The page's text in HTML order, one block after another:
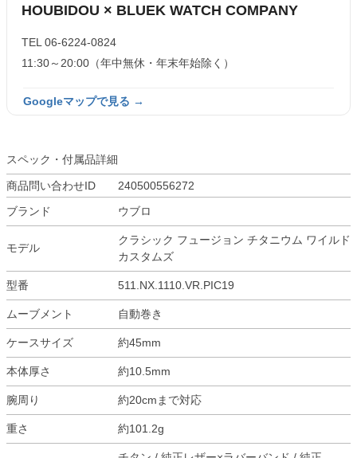
HOUBIDOU × BLUEK WATCH COMPANY
TEL 06-6224-0824
11:30～20:00（年中無休・年末年始除く）
Googleマップで見る →
スペック・付属品詳細
商品問い合わせID
240500556272
ブランド
ウブロ
モデル
クラシック フュージョン チタニウム ワイルド
カスタムズ
型番 511.NX.1110.VR.PIC19
ムーブメント 自動巻き
ケースサイズ 約45mm
本体厚さ 約10.5mm
腕周り 約20cmまで対応
重さ 約101.2g